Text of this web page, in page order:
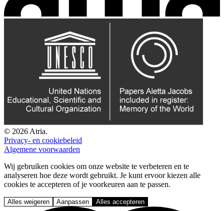
© 2026 Atria.
Privacy- en cookiebeleid
Algemene voorwaarden
Wij gebruiken cookies om onze website te verbeteren en te
analyseren hoe deze wordt gebruikt. Je kunt ervoor kiezen alle
cookies te accepteren of je voorkeuren aan te passen.
Alles weigeren Aanpassen Alles accepteren